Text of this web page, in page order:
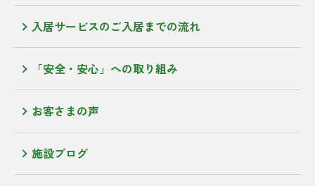
入居サービスのご入居までの流れ
「安全・安心」への取り組み
お客さまの声
施設ブログ